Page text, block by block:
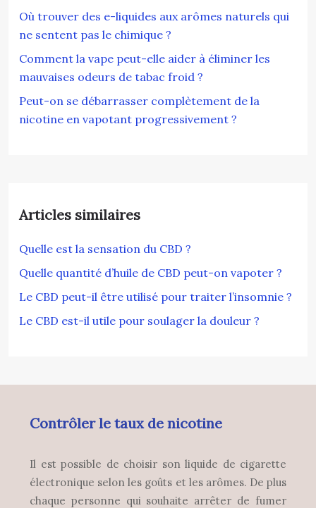
Où trouver des e-liquides aux arômes naturels qui
ne sentent pas le chimique ?
Comment la vape peut-elle aider à éliminer les
mauvaises odeurs de tabac froid ?
Peut-on se débarrasser complètement de la
nicotine en vapotant progressivement ?
Articles similaires
Quelle est la sensation du CBD ?
Quelle quantité d’huile de CBD peut-on vapoter ?
Le CBD peut-il être utilisé pour traiter l’insomnie ?
Le CBD est-il utile pour soulager la douleur ?
Contrôler le taux de nicotine
Il est possible de choisir son liquide de cigarette
électronique selon les goûts et les arômes. De plus
chaque personne qui souhaite arrêter de fumer